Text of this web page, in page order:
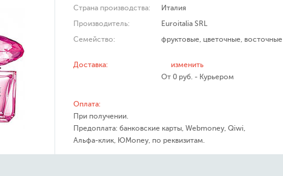
Страна производства:
Италия
Производитель:
Euroitalia SRL
Семейство:
фруктовые, цветочные, восточные
Доставка:
изменить
От 0 руб. - Курьером
Оплата:
При получении.
Предоплата: банковские карты, Webmoney, Qiwi,
Альфа-клик, ЮMoney, по реквизитам.